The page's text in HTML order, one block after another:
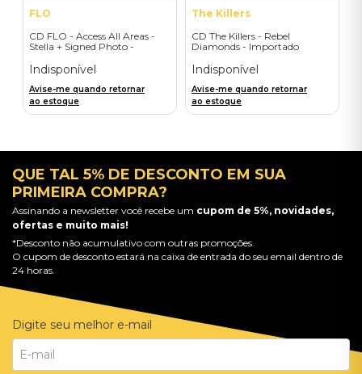
FLO
CD FLO - Access All Areas -
Stella + Signed Photo -
Indisponível
Avise-me quando retornar
ao estoque
The Killers
CD The Killers - Rebel
Diamonds - Importado
Indisponível
Avise-me quando retornar
ao estoque
QUE TAL 5% DE DESCONTO EM SUA
PRIMEIRA COMPRA?
Assinando a newsletter você recebe um cupom de 5%, novidades,
ofertas e muito mais!
*Desconto não acumulativo com outras promoções.
O cupom de desconto estará na caixa de entrada do seu email dentro de
24 horas.
Digite seu melhor e-mail